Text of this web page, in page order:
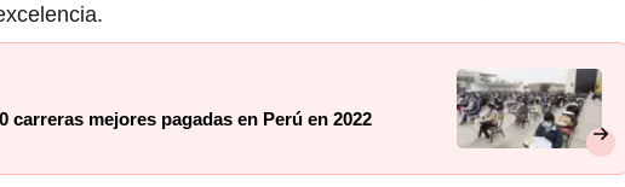
carreras mejores pagadas en Perú en 2022